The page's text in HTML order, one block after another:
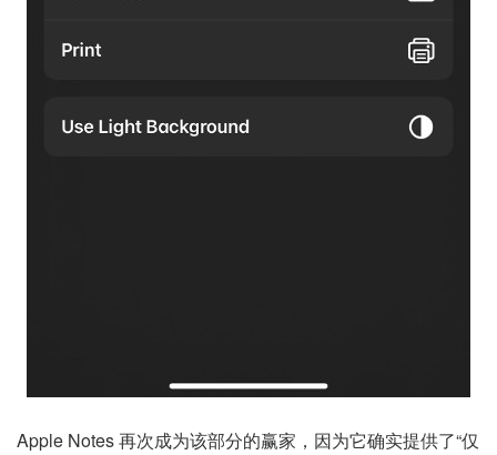
Apple Notes 再次成为该部分的赢家，因为它确实提供了“仅